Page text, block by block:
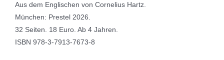
Aus dem Englischen von Cornelius Hartz.
München: Prestel 2026.
32 Seiten. 18 Euro. Ab 4 Jahren.
ISBN 978-3-7913-7673-8